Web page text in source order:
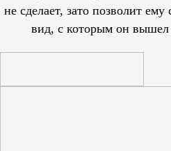
не сделает, зато позволит ему
вид, с которым он вышел